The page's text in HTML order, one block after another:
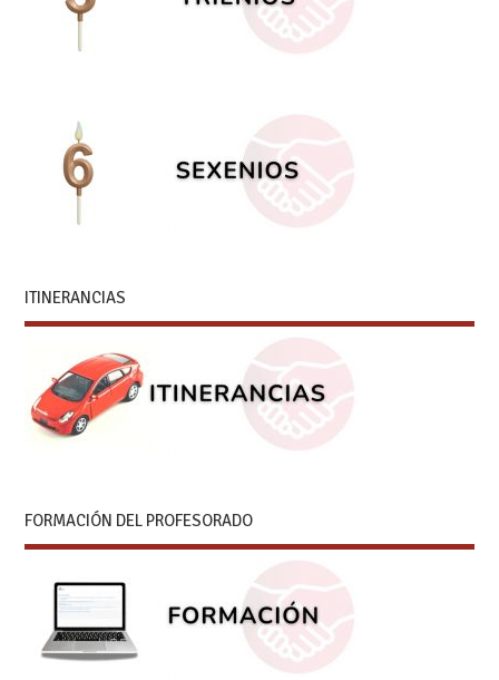
ITINERANCIAS
FORMACIÓN DEL PROFESORADO